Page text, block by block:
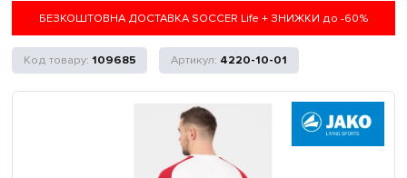
БЕЗКОШТОВНА ДОСТАВКА SOCCER Life + ЗНИЖКИ до -60%
109685 4220-10-01